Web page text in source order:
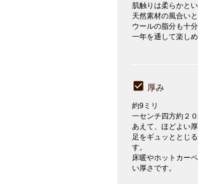
肌触りは柔らかと
天然素材の風合い
ウールの脂分も十
一年を通して楽しめ
厚み
約9ミリ
一センチ四方約２
あえて、ほどよい
足をギュッととじ
す。
床暖やホットカー
い厚さです。